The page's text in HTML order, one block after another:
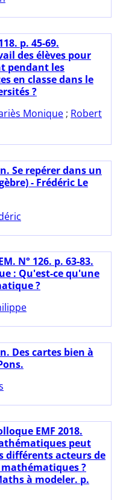
p. 45-69.
des élèves pour
pendant les
en classe dans le
?
Monique ; Robert
Se repérer dans un
- Frédéric Le
N° 126. p. 63-83.
: Qu'est-ce qu'une
?
Des cartes bien à
EMF 2018.
peut
différents acteurs de
?
à modeler. p.